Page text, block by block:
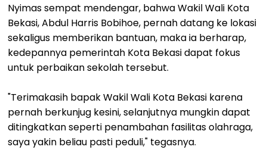
Nyimas sempat mendengar, bahwa Wakil Wali Kota
Bekasi, Abdul Harris Bobihoe, pernah datang ke lokasi
sekaligus memberikan bantuan, maka ia berharap,
kedepannya pemerintah Kota Bekasi dapat fokus
untuk perbaikan sekolah tersebut.
"Terimakasih bapak Wakil Wali Kota Bekasi karena
pernah berkunjug kesini, selanjutnya mungkin dapat
ditingkatkan seperti penambahan fasilitas olahraga,
saya yakin beliau pasti peduli," tegasnya.